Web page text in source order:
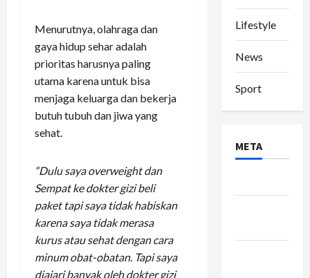
Menurutnya, olahraga dan
gaya hidup sehar adalah
prioritas harusnya paling
utama karena untuk bisa
menjaga keluarga dan bekerja
butuh tubuh dan jiwa yang
sehat.
“Dulu saya overweight dan
Sempat ke dokter gizi beli
paket tapi saya tidak habiskan
karena saya tidak merasa
kurus atau sehat dengan cara
minum obat-obatan. Tapi saya
diajari banyak oleh dokter gizi
Lifestyle
News
Sport
META